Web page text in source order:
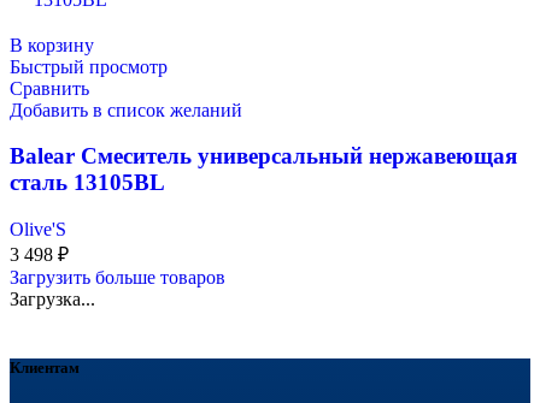
В корзину
Быстрый просмотр
Сравнить
Добавить в список желаний
Balear Смеситель универсальный нержавеющая
сталь 13105BL
Olive'S
3 498 ₽
Загрузить больше товаров
Загрузка...
Клиентам